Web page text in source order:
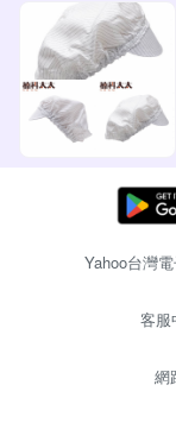
Yahoo台灣
客服
網